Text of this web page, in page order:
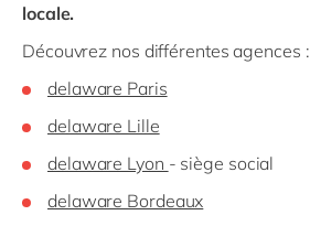
locale.
Découvrez nos différentes agences :
delaware Paris
delaware Lille
delaware Lyon - siège social
delaware Bordeaux